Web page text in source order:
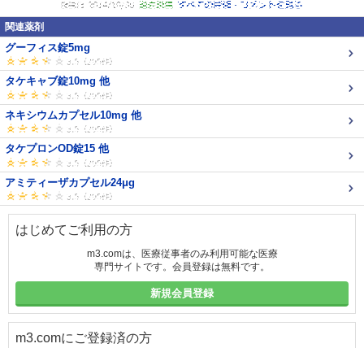
関連薬剤
グーフィス錠5mg
タケキャブ錠10mg 他
ネキシウムカプセル10mg 他
タケプロンOD錠15 他
アミティーザカプセル24μg
はじめてご利用の方
m3.comは、医療従事者のみ利用可能な医療
専門サイトです。会員登録は無料です。
新規会員登録
m3.comにご登録済の方